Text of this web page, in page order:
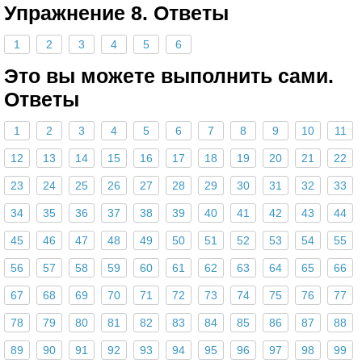
Упражнение 8. Ответы
1 2 3 4 5 6
Это вы можете выполнить сами.
Ответы
1 2 3 4 5 6 7 8 9 10 11
12 13 14 15 16 17 18 19 20 21 22
23 24 25 26 27 28 29 30 31 32 33
34 35 36 37 38 39 40 41 42 43 44
45 46 47 48 49 50 51 52 53 54 55
56 57 58 59 60 61 62 63 64 65 66
67 68 69 70 71 72 73 74 75 76 77
78 79 80 81 82 83 84 85 86 87 88
89 90 91 92 93 94 95 96 97 98 99